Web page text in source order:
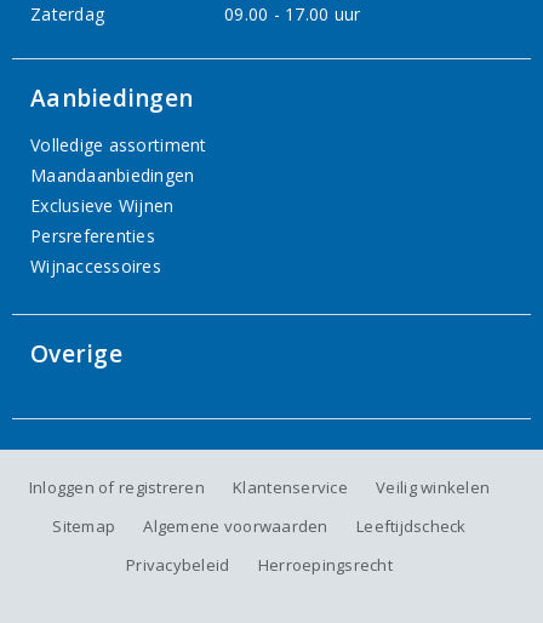
Zaterdag
09.00 - 17.00 uur
Aanbiedingen
Volledige assortiment
Maandaanbiedingen
Exclusieve Wijnen
Persreferenties
Wijnaccessoires
Overige
Inloggen of registreren Klantenservice
Veilig winkelen
Sitemap
Algemene voorwaarden
Leeftijdscheck
Privacybeleid
Herroepingsrecht